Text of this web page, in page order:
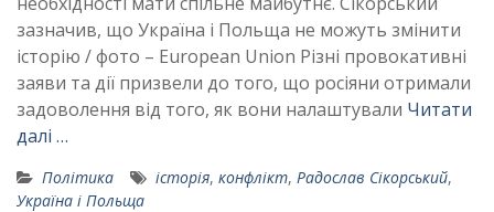
зазначив, що Україна і Польща не можуть змінити
історію / фото – European Union Різні провокативні
заяви та дії призвели до того, що росіяни отримали
задоволення від того, як вони налаштували Читати
далі …
Політика історія, конфлікт, Радослав Сікорський,
Україна і Польща